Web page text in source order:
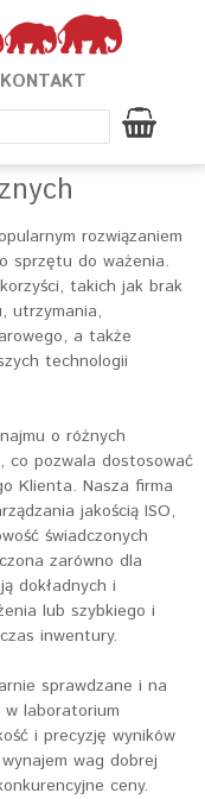
KONTAKT
rozwiązaniem
sprzętu do ważenia.
takich jak brak
utrzymania,
a także
technologii
o różnych
co pozwala dostosować
Klienta. Nasza firma
jakością ISO,
świadczonych
zarówno dla
dokładnych i
lub szybkiego i
inwentury.
sprawdzane i na
laboratorium
i precyzję wyników
wag dobrej
ceny.